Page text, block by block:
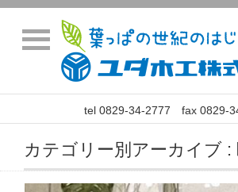
tel 0829-34-2777 fax 0829-
カテゴリー別アーカイブ :